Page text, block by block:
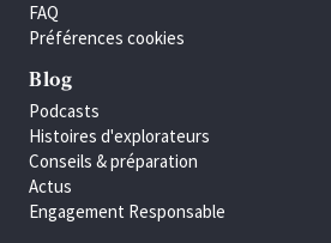
FAQ
Préférences cookies
Blog
Podcasts
Histoires d'explorateurs
Conseils & préparation
Actus
Engagement Responsable